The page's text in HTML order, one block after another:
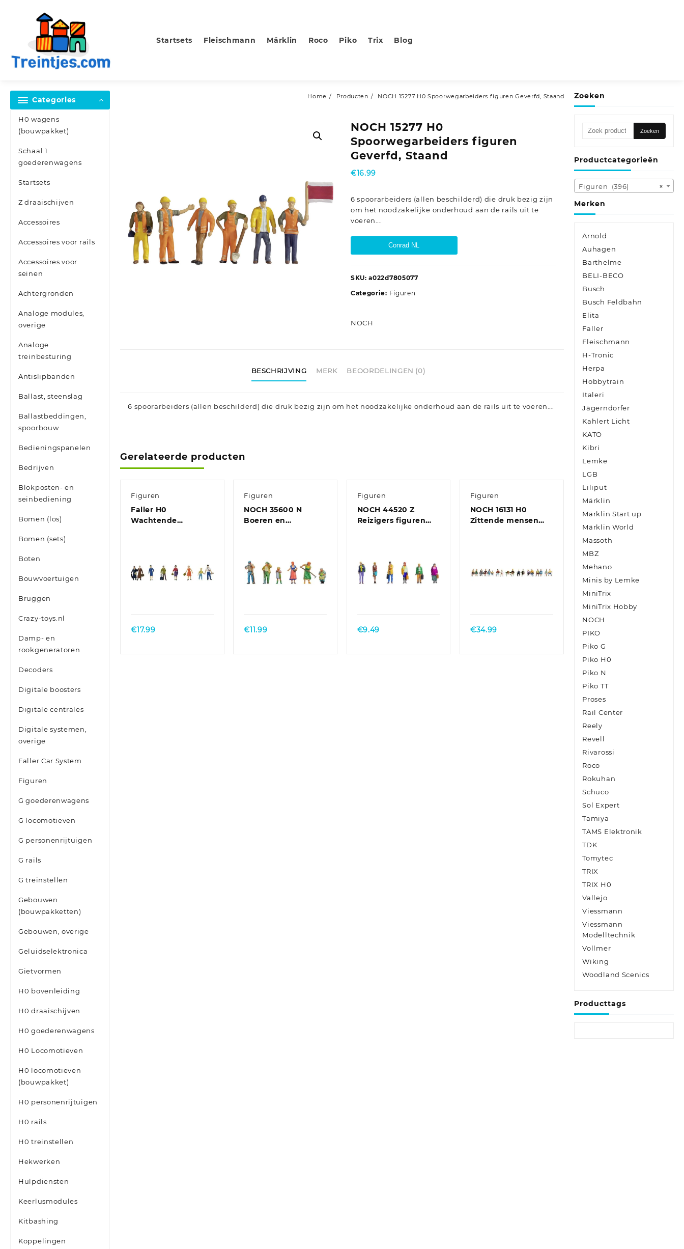
Startsets Fleischmann Märklin Roco Piko Trix Blog
Categories
H0 wagens
(bouwpakket)
Schaal 1
goederenwagens
Startsets
Z draaischijven
Accessoires
Accessoires voor rails
Accessoires voor
seinen
Achtergronden
Analoge modules,
overige
Analoge
treinbesturing
Antislipbanden
Ballast, steenslag
Ballastbeddingen,
spoorbouw
Bedieningspanelen
Bedrijven
Blokposten- en
seinbediening
Bomen (los)
Bomen (sets)
Boten
Bouwvoertuigen
Bruggen
Crazy-toys.nl
Damp- en
rookgeneratoren
Decoders
Digitale boosters
Digitale centrales
Digitale systemen,
overige
Faller Car System
Figuren
G goederenwagens
G locomotieven
G personenrijtuigen
G rails
G treinstellen
Gebouwen
(bouwpakketten)
Gebouwen, overige
Geluidselektronica
Gietvormen
H0 bovenleiding
H0 draaischijven
H0 goederenwagens
H0 Locomotieven
H0 locomotieven
(bouwpakket)
H0 personenrijtuigen
H0 rails
H0 treinstellen
Hekwerken
Hulpdiensten
Keerlusmodules
Kitbashing
Koppelingen
Home Producten NOCH 15277 H0 Spoorwegarbeiders figuren Geverfd, Staand
NOCH 15277 H0
Spoorwegarbeiders figuren
Geverfd, Staand
€16.99
6 spoorarbeiders (allen beschilderd) die druk bezig zijn
om het noodzakelijke onderhoud aan de rails uit te
voeren….
Conrad NL
SKU:a022d7805077
Categorie: Figuren
NOCH
BESCHRIJVING MERK BEOORDELINGEN (0)
6 spoorarbeiders (allen beschilderd) die druk bezig zijn om het noodzakelijke onderhoud aan de rails uit te voeren….
Gerelateerde producten
Figuren
Faller H0
Wachtende
€17.99
Figuren
NOCH 35600 N
Boeren en
€11.99
Figuren
NOCH 44520 Z
Reizigers figuren
€9.49
Figuren
NOCH 16131 H0
Zittende mensen
€34.99
Zoeken
Zoeken
Zoeken
Productcategorieën
×
Figuren (396)
Merken
Arnold
Auhagen
Barthelme
BELI-BECO
Busch
Busch Feldbahn
Elita
Faller
Fleischmann
H-Tronic
Herpa
Hobbytrain
Italeri
Jägerndorfer
Kahlert Licht
KATO
Kibri
Lemke
LGB
Liliput
Märklin
Märklin Start up
Märklin World
Massoth
MBZ
Mehano
Minis by Lemke
MiniTrix
MiniTrix Hobby
NOCH
PIKO
Piko G
Piko H0
Piko N
Piko TT
Proses
Rail Center
Reely
Revell
Rivarossi
Roco
Rokuhan
Schuco
Sol Expert
Tamiya
TAMS Elektronik
TDK
Tomytec
TRIX
TRIX H0
Vallejo
Viessmann
Viessmann
Modelltechnik
Vollmer
Wiking
Woodland Scenics
Producttags